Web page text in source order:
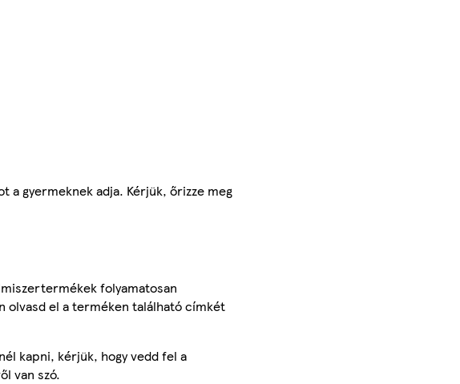
a gyermeknek adja. Kérjük, őrizze meg
folyamatosan
olvasd el a terméken található címkét
kapni, kérjük, hogy vedd fel a
van szó.